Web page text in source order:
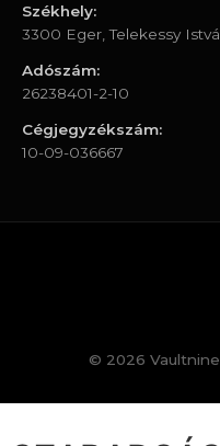
Székhely:
3300 Eger, Telekessy
Adószám:
26238401-2-10
Cégjegyzékszám:
10-09-036667
© 2026